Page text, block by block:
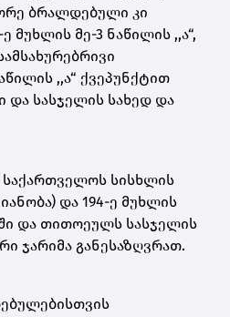
ბრალდებული კი
მე-3 ნაწილის ,,ა“,
,,ა“ ქვეპუნქტით
და სასჯელის სახედ და
სისხლის
და 194-ე მუხლის
და თითოეულს სასჯელის
ჯარიმა განესაზღვრათ.